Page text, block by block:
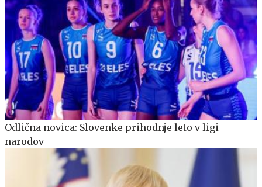
Odlična novica: Slovenke prihodnje leto v ligi
narodov